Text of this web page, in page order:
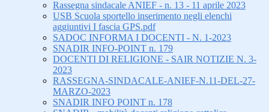
Rassegna sindacale ANIEF - n. 13 - 11 aprile 2023
USB Scuola sportello inserimento negli elenchi
aggiuntivi I fascia GPS.pdf
SADOC INFORMA I DOCENTI - N. 1-2023
SNADIR INFO-POINT n. 179
DOCENTI DI RELIGIONE - SAIR NOTIZIE N. 3-
2023
RASSEGNA-SINDACALE-ANIEF-N.11-DEL-27-
MARZO-2023
SNADIR INFO POINT n. 178